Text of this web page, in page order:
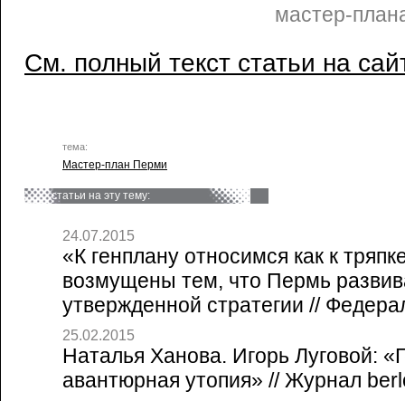
мастер-
См. полный текст статьи на
тема:
Мастер-план Перми
статьи на эту тему:
24.07.2015
«К генплану относимся как к
возмущены тем, что Пермь
утвержденной стратегии //
25.02.2015
Наталья Ханова. Игорь Луговой:
авантюрная утопия» // Журнал